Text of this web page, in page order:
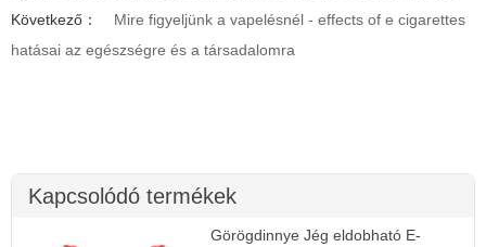
Következő：
Mire figyeljünk a vapelésnél - effects of e cigarettes
hatásai az egészségre és a társadalomra
Kapcsolódó termékek
Görögdinnye Jég eldobható E-